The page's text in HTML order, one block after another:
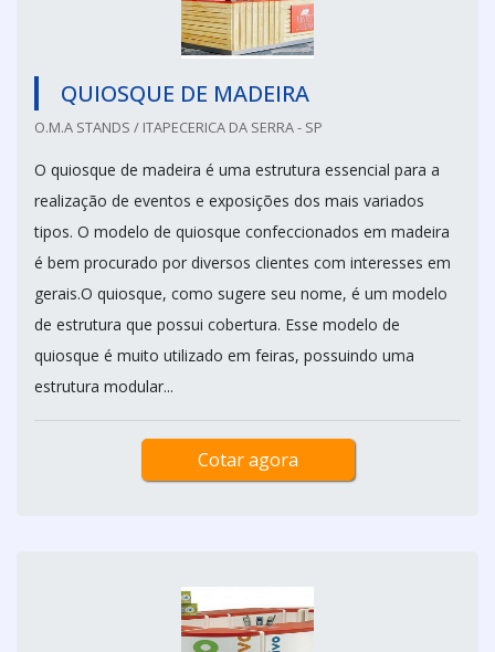
QUIOSQUE DE MADEIRA
O.M.A STANDS / ITAPECERICA DA SERRA - SP
O quiosque de madeira é uma estrutura essencial para a
realização de eventos e exposições dos mais variados
tipos. O modelo de quiosque confeccionados em madeira
é bem procurado por diversos clientes com interesses em
gerais.O quiosque, como sugere seu nome, é um modelo
de estrutura que possui cobertura. Esse modelo de
quiosque é muito utilizado em feiras, possuindo uma
estrutura modular...
Cotar agora